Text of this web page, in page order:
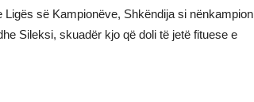
së Kampionëve, Shkëndija si nënkampion
Sileksi, skuadër kjo që doli të jetë fituese e